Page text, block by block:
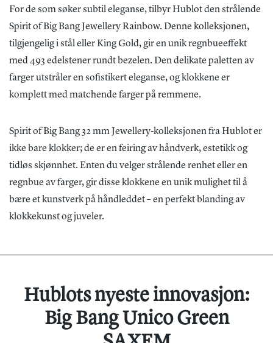
For de som søker subtil eleganse, tilbyr Hublot den strålende
Spirit of Big Bang Jewellery Rainbow. Denne kolleksjonen,
tilgjengelig i stål eller King Gold, gir en unik regnbueeffekt
med 493 edelstener rundt bezelen. Den delikate paletten av
farger utstråler en sofistikert eleganse, og klokkene er
komplett med matchende farger på remmene.
Spirit of Big Bang 32 mm Jewellery-kolleksjonen fra Hublot er
ikke bare klokker; de er en feiring av håndverk, estetikk og
tidløs skjønnhet. Enten du velger strålende renhet eller en
regnbue av farger, gir disse klokkene en unik mulighet til å
bære et kunstverk på håndleddet – en perfekt blanding av
klokkekunst og juveler.
Hublots nyeste innovasjon:
Big Bang Unico Green